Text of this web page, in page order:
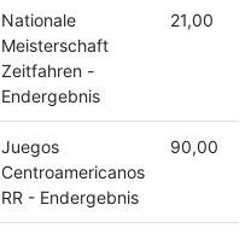
Nationale
Meisterschaft
Zeitfahren -
Endergebnis
21,00
Juegos
Centroamericanos
RR - Endergebnis
90,00